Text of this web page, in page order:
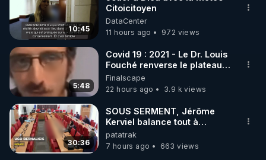
🌱 INSTAGRAM
https://www.instagram.com/rdlr_thierrycasasnovas/
http://rgnr.li/instagram
🌱 LA NEWSLETTER
Pour ne pas rater l’actualité RGNR (stages,
http://rgnr.li/news
🌱 VIDÉOS NON CENSURÉES SUR ODYSEE
10:45
Citoicitoyen
DataCenter
11 hours ago
972 views
5:48
Covid 19 : 2021 - Le Dr. Louis
Fouché renverse le plateau
de CNews !
Finalscape
22 hours ago
3.9 k views
30:36
SOUS SERMENT, Jérôme
Kerviel balance tout à
l'Assemblée !
patatrak
7 hours ago
663 views